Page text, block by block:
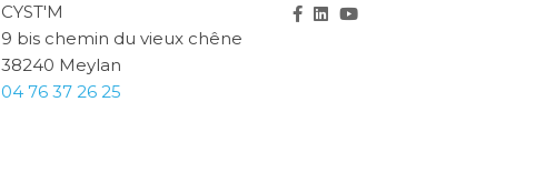
CYST'M
9 bis chemin du vieux chêne
38240 Meylan
04 76 37 26 25